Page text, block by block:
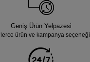
Geniş Ürün Yelpazesi
ürün ve kampanya seçeneği